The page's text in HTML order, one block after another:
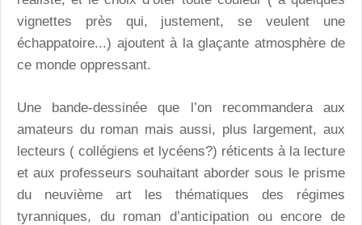
vignettes près qui, justement, se veulent une
échappatoire...) ajoutent à la glaçante atmosphère de
ce monde oppressant.
Une bande-dessinée que l’on recommandera aux
amateurs du roman mais aussi, plus largement, aux
lecteurs ( collégiens et lycéens?) réticents à la lecture
et aux professeurs souhaitant aborder sous le prisme
du neuvième art les thématiques des régimes
tyranniques, du roman d’anticipation ou encore de